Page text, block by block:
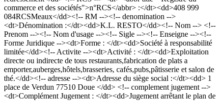
commerce et des sociétés">n°RCS</abbr> :</dt><dd>408 999
084RCSMeaux</dd><!-- RM --><!-- denomination -->
<dt>Dénomination :</dt><dd>K.L. RESTO</dd><!-- Nom --> <!--
Prenom --><!-- Nom d'usage --><!-- Sigle --><!-- Enseigne --><!--
Forme Juridique --><dt>Forme : </dt><dd>Société à responsabilité
limitée</dd><!-- Activite --><dt>Activité : </dt><dd>Exploitation
directe ou indirecte de tous restaurants,fabrication de plats a
emporter,auberges,hôtels,brasseries, cafés,pubs,pâtisserie et salon de
thé.</dd><!-- adresse --><dt>Adresse du siège social :</dt><dd> 1
place de Verdun 77510 Doue </dd> <!-- complement jugement -->
<dt>Complément Jugement : </dt><dd>Jugement arrêtant le plan de